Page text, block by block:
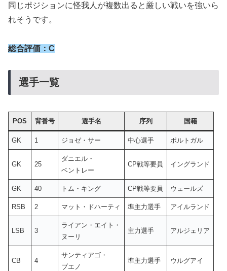
同じポジションに怪我人が複数出ると厳しい戦いを強いら
れそうです。
総合評価：C
選手一覧
POS 背番号 選手名 序列 国籍
GK 1 ジョゼ・サー 中心選手 ポルトガル
GK 25
ダニエル・
ベントレー
CP戦等要員 イングランド
GK 40 トム・キング CP戦等要員 ウェールズ
RSB 2 マット・ドハーティ 準主力選手 アイルランド
LSB 3
ライアン・エイト・
ヌーリ
主力選手 アルジェリア
CB 4
サンティアゴ・
ブエノ
準主力選手 ウルグアイ